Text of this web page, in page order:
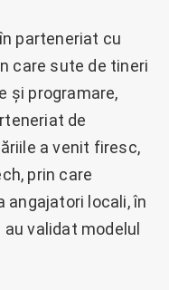
parteneriat cu
care sute de tineri
și programare,
de
a venit firesc,
prin care
locali, în
validat modelul